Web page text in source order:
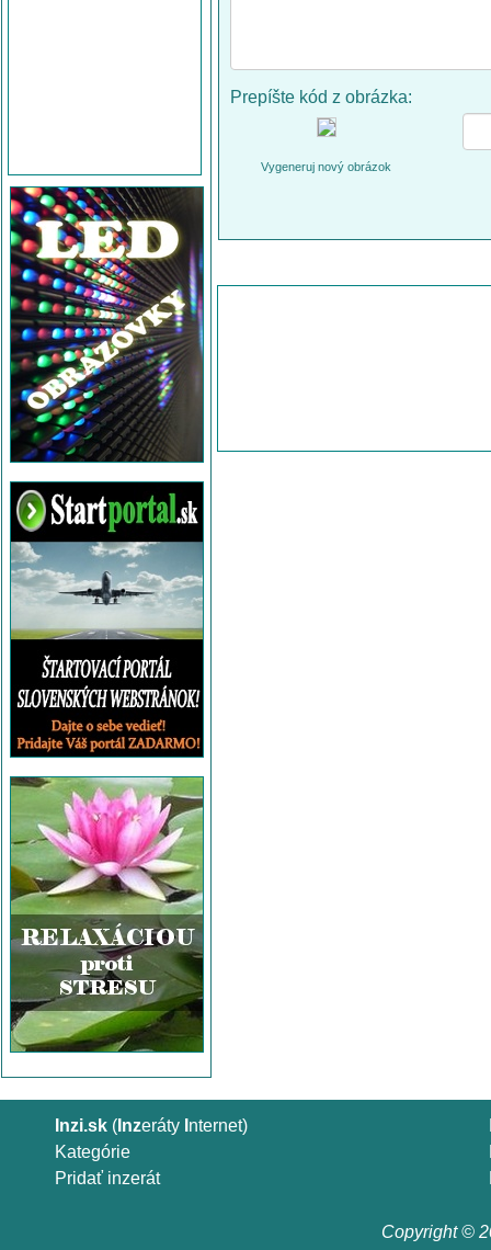
Prepíšte kód z obrázka:
Vygeneruj nový obrázok
Inzi.sk ( Inzeráty nternet)
Kategórie
Pridať inzerát
Copyright ©